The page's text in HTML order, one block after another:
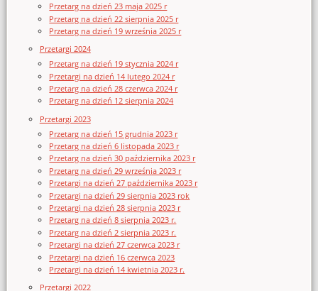
Przetarg na dzień 23 maja 2025 r
Przetarg na dzień 22 sierpnia 2025 r
Przetarg na dzień 19 września 2025 r
Przetargi 2024
Przetarg na dzień 19 stycznia 2024 r
Przetargi na dzień 14 lutego 2024 r
Przetarg na dzień 28 czerwca 2024 r
Przetarg na dzień 12 sierpnia 2024
Przetargi 2023
Przetarg na dzień 15 grudnia 2023 r
Przetarg na dzień 6 listopada 2023 r
Przetarg na dzień 30 października 2023 r
Przetarg na dzień 29 września 2023 r
Przetargi na dzień 27 października 2023 r
Przetargi na dzień 29 sierpnia 2023 rok
Przetargi na dzień 28 sierpnia 2023 r
Przetarg na dzień 8 sierpnia 2023 r.
Przetarg na dzień 2 sierpnia 2023 r.
Przetargi na dzień 27 czerwca 2023 r
Przetargi na dzień 16 czerwca 2023
Przetargi na dzień 14 kwietnia 2023 r.
Przetargi 2022